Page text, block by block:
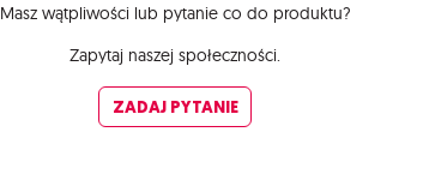
Masz wątpliwości lub pytanie co do produktu?
Zapytaj naszej społeczności.
ZADAJ PYTANIE